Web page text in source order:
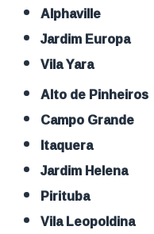
Alphaville
Jardim Europa
Vila Yara
Alto de Pinheiros
Campo Grande
Itaquera
Jardim Helena
Pirituba
Vila Leopoldina